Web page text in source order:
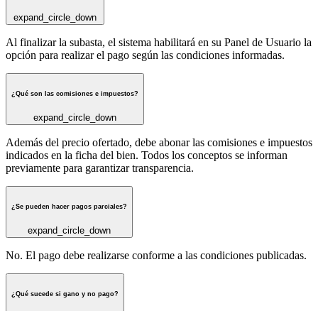
expand_circle_down
Al finalizar la subasta, el sistema habilitará en su Panel de Usuario la
opción para realizar el pago según las condiciones informadas.
¿Qué son las comisiones e impuestos?
expand_circle_down
Además del precio ofertado, debe abonar las comisiones e impuestos
indicados en la ficha del bien. Todos los conceptos se informan
previamente para garantizar transparencia.
¿Se pueden hacer pagos parciales?
expand_circle_down
No. El pago debe realizarse conforme a las condiciones publicadas.
¿Qué sucede si gano y no pago?